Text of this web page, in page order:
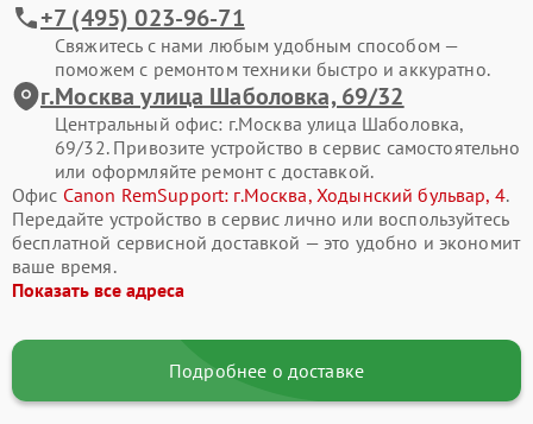
камера не включается;
появляются системные ошибки;
не работает дисплей или кнопки;
отсутствует запись фото и видео;
наблюдаются зависания и самопроизвольные
перезагрузки.
Мы выполняем комплексную диагностику с измерением
напряжений, проверкой цепей питания и тестированием
источник проблемы в фотоаппаратах Canon и восстановить
их работоспособность.
+7 (495) 023-96-71
Свяжитесь с нами любым удобным способом —
поможем с ремонтом техники быстро и аккуратно.
г.Москва улица Шаболовка, 69/32
Центральный офис: г.Москва улица Шаболовка,
69/32. Привозите устройство в сервис самостоятельно
или оформляйте ремонт с доставкой.
Офис Canon RemSupport: г.Москва, Ходынский бульвар, 4.
Передайте устройство в сервис лично или воспользуйтесь
бесплатной сервисной доставкой — это удобно и экономит
ваше время.
Показать все адреса
Подробнее о доставке